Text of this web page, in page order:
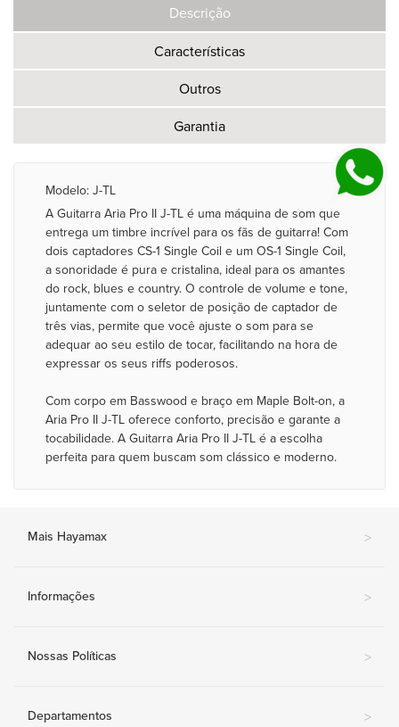
Descrição
Características
Outros
Garantia
Modelo: J-TL
A Guitarra Aria Pro II J-TL é uma máquina de som que
entrega um timbre incrível para os fãs de guitarra! Com
dois captadores CS-1 Single Coil e um OS-1 Single Coil,
a sonoridade é pura e cristalina, ideal para os amantes
do rock, blues e country. O controle de volume e tone,
juntamente com o seletor de posição de captador de
três vias, permite que você ajuste o som para se
adequar ao seu estilo de tocar, facilitando na hora de
expressar os seus riffs poderosos.
Com corpo em Basswood e braço em Maple Bolt-on, a
Aria Pro II J-TL oferece conforto, precisão e garante a
tocabilidade. A Guitarra Aria Pro II J-TL é a escolha
perfeita para quem buscam som clássico e moderno.
Mais Hayamax >
Informações >
Nossas Políticas >
Departamentos >